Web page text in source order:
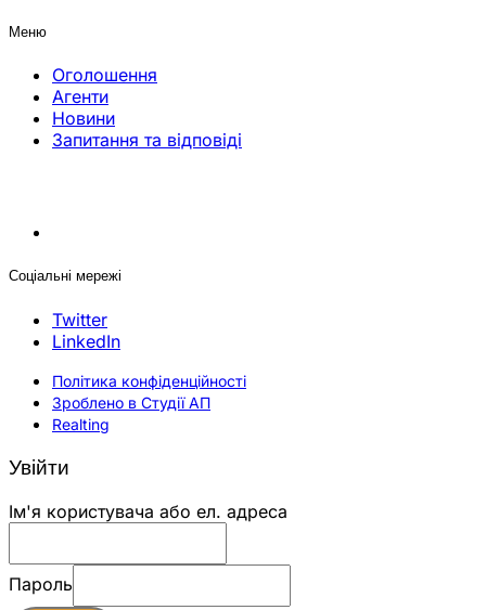
Меню
Оголошення
Агенти
Новини
Запитання та відповіді
Соціальні мережі
Twitter
LinkedIn
Політика конфіденційності
Зроблено в Студії АП
Realting
Увійти
Ім'я користувача або ел. адреса
Пароль